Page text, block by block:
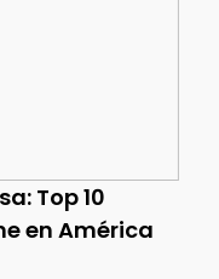
Top 10
en América